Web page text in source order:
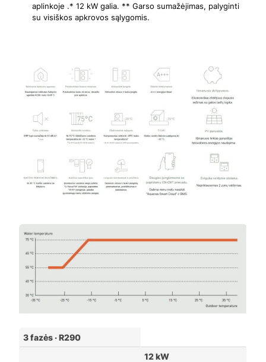
aplinkoje .* 12 kW galia. ** Garso sumažėjimas, palyginti
su visiškos apkrovos sąlygomis.
3 fazės · R290
12 kW